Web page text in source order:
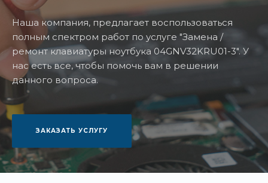
Наша компания, предлагает воспользоваться
полным спектром работ по услуге "Замена /
ремонт клавиатуры ноутбука 04GNV32KRU01-3". У
нас есть все, чтобы помочь вам в решении
данного вопроса.
ЗАКАЗАТЬ УСЛУГУ